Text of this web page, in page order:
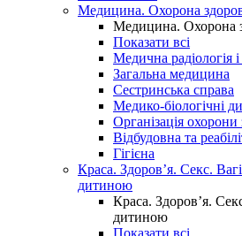
Медицина. Охорона
Медицина. Охорона
Показати всі
Медична радіологія
Загальна медицина
Сестринська справа
Медико-біологічні
Організація охорони
Відбудовна та
Гігієна
Краса. Здоров’я. Секс.
дитиною
Краса. Здоров’я.
дитиною
Показати всі